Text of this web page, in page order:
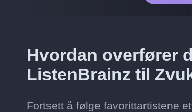
Hvordan overfører
ListenBrainz til
Fortsett å følge favorittartistene